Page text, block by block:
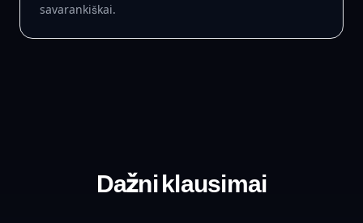
savarankiškai.
Dažni klausimai